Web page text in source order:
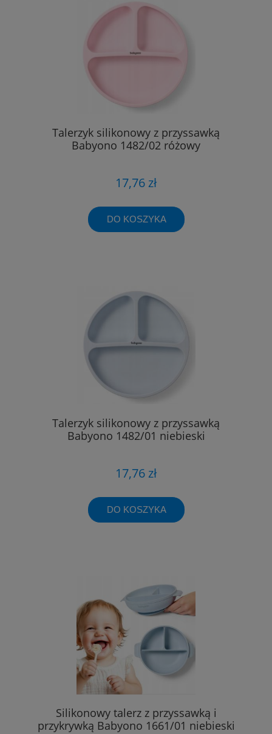
Talerzyk silikonowy z przyssawką
Babyono 1482/02 różowy
17,76 zł
DO KOSZYKA
Talerzyk silikonowy z przyssawką
Babyono 1482/01 niebieski
17,76 zł
DO KOSZYKA
Silikonowy talerz z przyssawką i
przykrywką Babyono 1661/01 niebieski